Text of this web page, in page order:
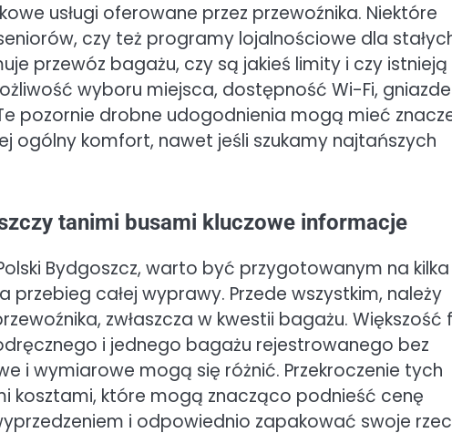
usługi oferowane przez przewoźnika. Niektóre
czy też programy lojalnościowe dla
przewóz bagażu, czy są jakieś limity i czy istnieją
wyboru miejsca, dostępność Wi-Fi,
pozornie drobne udogodnienia mogą mieć
ogólny komfort, nawet jeśli szukamy najtańszych
tanimi busami kluczowe informacje
Bydgoszcz, warto być przygotowanym na kilka
całej wyprawy. Przede wszystkim, należy
zwłaszcza w kwestii bagażu. Większość
i jednego bagażu rejestrowanego bez
i wymiarowe mogą się różnić. Przekroczenie tych
kosztami, które mogą znacząco podnieść cenę
i odpowiednio zapakować swoje